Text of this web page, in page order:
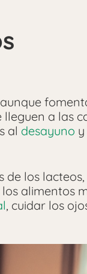
lleguen a las
al desayuno
de los
los alimentos
, cuidar los